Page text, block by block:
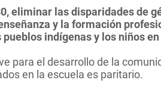
eliminar las disparidades de
y la formación
pueblos indígenas y los niños
para el desarrollo de la
en la escuela es paritario.